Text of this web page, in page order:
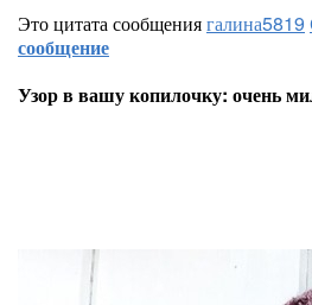
Это цитата сообщениягалина5819
сообщение
Узор в вашу копилочку: очень